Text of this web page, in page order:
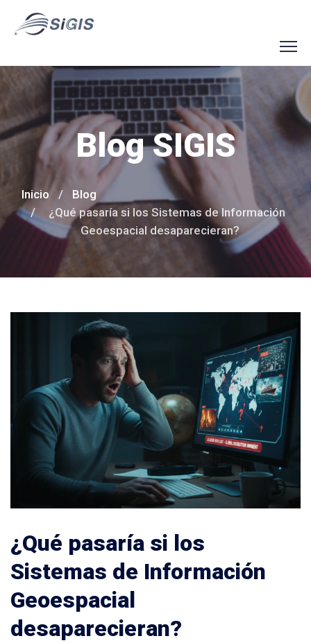
Blog SIGIS
Inicio
Blog
¿Qué pasaría si los Sistemas de Información
Geoespacial desaparecieran?
¿Qué pasaría si los
Sistemas de Información
Geoespacial
desaparecieran?